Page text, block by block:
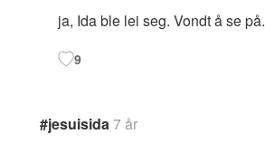
ja, Ida ble lei seg. Vondt å se på.
9
#jesuisida7 år